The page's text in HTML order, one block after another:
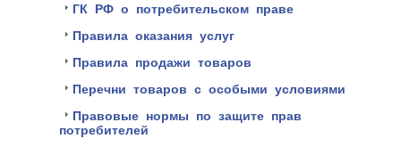
ГК РФ о потребительском праве
Правила оказания услуг
Правила продажи товаров
Перечни товаров с особыми условиями
Правовые нормы по защите прав
потребителей